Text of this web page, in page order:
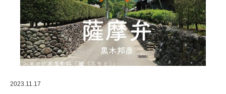
2023.11.17